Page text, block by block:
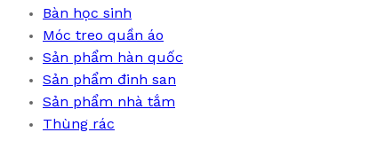
Bàn học sinh
Móc treo quần áo
Sản phẩm hàn quốc
Sản phẩm đinh san
Sản phẩm nhà tắm
Thùng rác